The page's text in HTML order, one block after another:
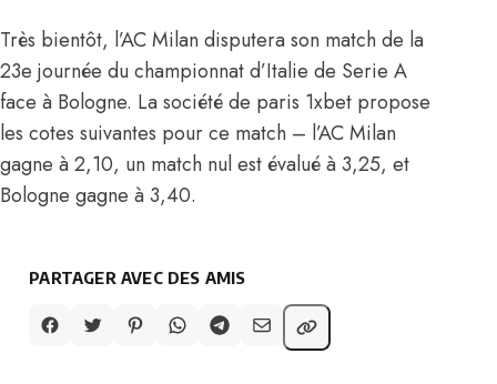
Très bientôt, l’AC Milan disputera son match de la
23e journée du championnat d’Italie de Serie A
face à Bologne. La société de paris 1xbet propose
les cotes suivantes pour ce match – l’AC Milan
gagne à 2,10, un match nul est évalué à 3,25, et
Bologne gagne à 3,40.
PARTAGER AVEC DES AMIS